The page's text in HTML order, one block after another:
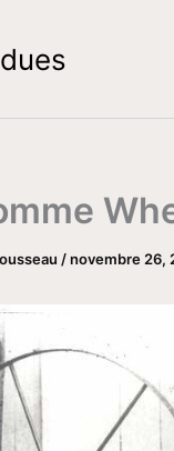
/novembre 26,